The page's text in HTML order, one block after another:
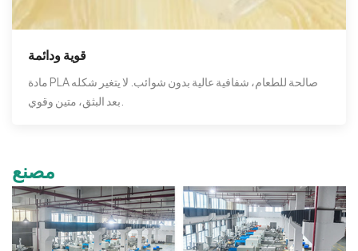
قوية ودائمة
مادة PLA صالحة للطعام، شفافية عالية بدون شوائب. لا يتغير شكله
مصنع